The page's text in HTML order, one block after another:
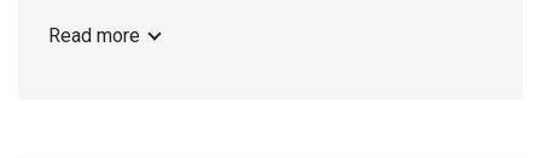
reflekterar fyrljuset mot havet.
Read more